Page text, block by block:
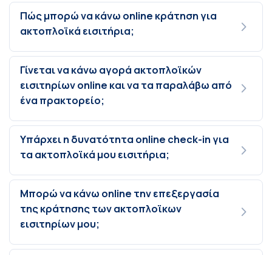
Πώς μπορώ να κάνω online κράτηση για
ακτοπλοϊκά εισιτήρια;
Γίνεται να κάνω αγορά ακτοπλοϊκών
εισιτηρίων online και να τα παραλάβω από
ένα πρακτορείο;
Υπάρχει η δυνατότητα online check-in για
τα ακτοπλοϊκά μου εισιτήρια;
Μπορώ να κάνω online την επεξεργασία
της κράτησης των ακτοπλοϊκων
εισιτηρίων μου;